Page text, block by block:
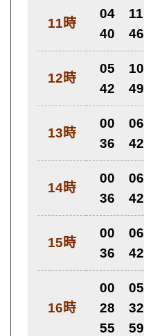
11時
04 11
40
46
12時
05 10
42
49
13時
00 06
36
42
14時
00 06
36
42
15時
00 06
36
42
16時
00 05
28
32
55
59